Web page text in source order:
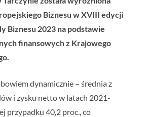
Biznesu w XVIII edycji
Biznesu 2023 na podstawie
finansowych z Krajowego
dynamicznie – średnia z
i zysku netto w latach 2021-
przypadku 40,2 proc., co